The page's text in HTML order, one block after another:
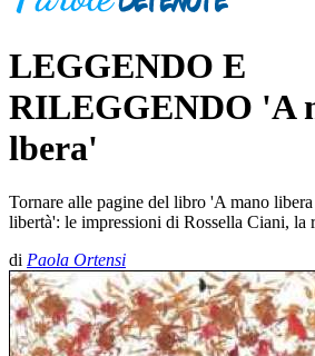
LEGGENDO E
RILEGGENDO 'A
lbera'
Tornare alle pagine del libro 'A mano
libertà': le impressioni di Rossella Ciani,
di Paola Ortensi